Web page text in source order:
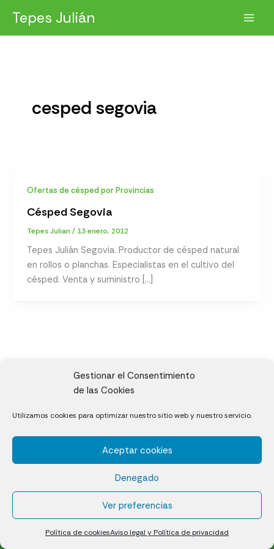
Gestionar el Consentimiento
de las Cookies
Utilizamos cookies para optimizar nuestro sitio web y nuestro servicio.
Aceptar cookies
Denegado
Ver preferencias
Política de cookiesAviso legal y Política de privacidad
contenido
Tepes Julián
cesped segovia
Ofertas de césped por Provincias
Césped Segovia
Tepes Julian/ 13 enero, 2012
Tepes Julián Segovia. Productor de césped natural
en rollos o planchas. Especialistas en el cultivo del
césped. Venta y suministro […]
Cáceres
Césped natural en tepes
Política de cookies (UE)
Aviso legal y Política de privacidad
¿Quiénes somos?
Contacto